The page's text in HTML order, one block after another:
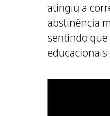
atingiu a
abstinência
sentindo que